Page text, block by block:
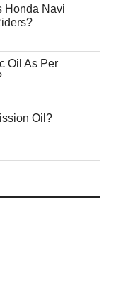
Honda Navi
Oil As Per
Oil?